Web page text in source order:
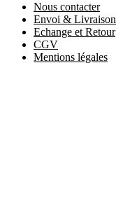
Nous contacter
Envoi & Livraison
Echange et Retour
CGV
Mentions légales